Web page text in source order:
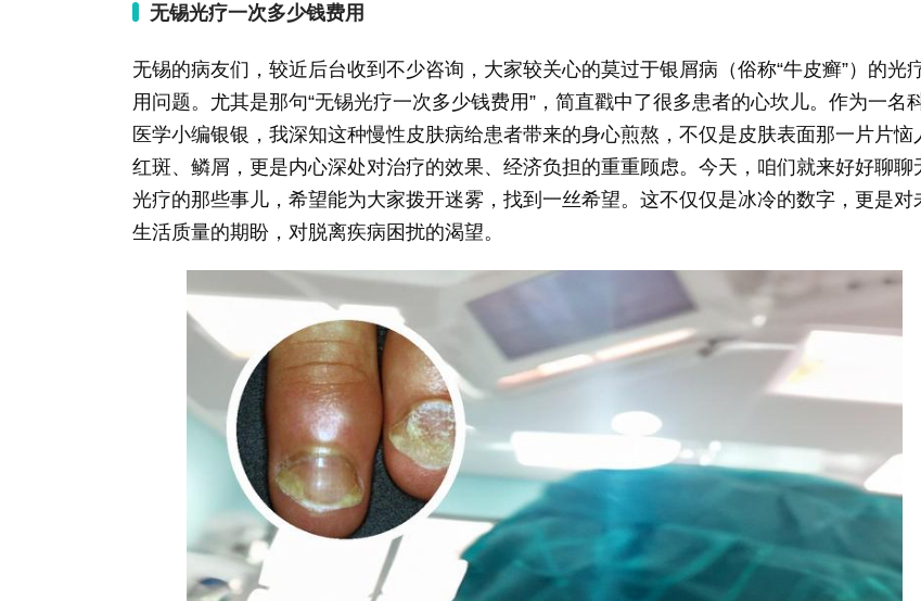
无锡光疗一次多少钱费用
无锡的病友们，较近后台收到不少咨询，大家较关心的莫过于银屑病（俗称“牛皮癣”）的光
用问题。尤其是那句“无锡光疗一次多少钱费用”，简直戳中了很多患者的心坎儿。作为一名
医学小编银银，我深知这种慢性皮肤病给患者带来的身心煎熬，不仅是皮肤表面那一片片恼
红斑、鳞屑，更是内心深处对治疗的效果、经济负担的重重顾虑。今天，咱们就来好好聊聊
光疗的那些事儿，希望能为大家拨开迷雾，找到一丝希望。这不仅仅是冰冷的数字，更是对
生活质量的期盼，对脱离疾病困扰的渴望。